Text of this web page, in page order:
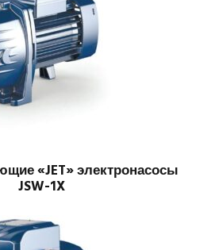
«JET» электронасосы
JSW-1X